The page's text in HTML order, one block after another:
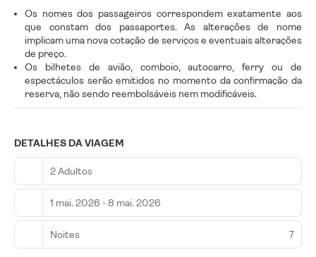
Os nomes dos passageiros correspondem exatamente aos
que constam dos passaportes. As alterações de nome
implicam uma nova cotação de serviços e eventuais alterações
de preço.
Os bilhetes de avião, comboio, autocarro, ferry ou de
espectáculos serão emitidos no momento da confirmação da
reserva, não sendo reembolsáveis nem modificáveis.
DETALHES DA VIAGEM
2 Adultos
1 mai. 2026 - 8 mai. 2026
Noites 7